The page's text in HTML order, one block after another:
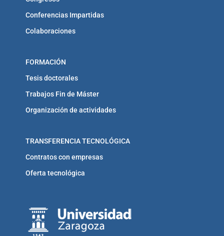
Conferencias Impartidas
Colaboraciones
FORMACIÓN
Tesis doctorales
Trabajos Fin de Máster
Organización de actividades
TRANSFERENCIA TECNOLÓGICA
Contratos con empresas
Oferta tecnológica